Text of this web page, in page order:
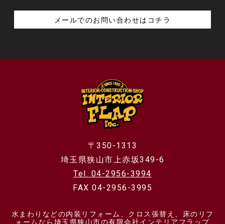
メールでのお問い合わせはコチラ
〒350-1313
埼玉県狭山市上赤坂349-6
Tel. 04-2956-3994
FAX 04-2956-3995
水まわりなどの内装リフォーム、クロス張替え、床のリフ
ォームなら埼玉県狭山市の有限会社インテリアフラップ